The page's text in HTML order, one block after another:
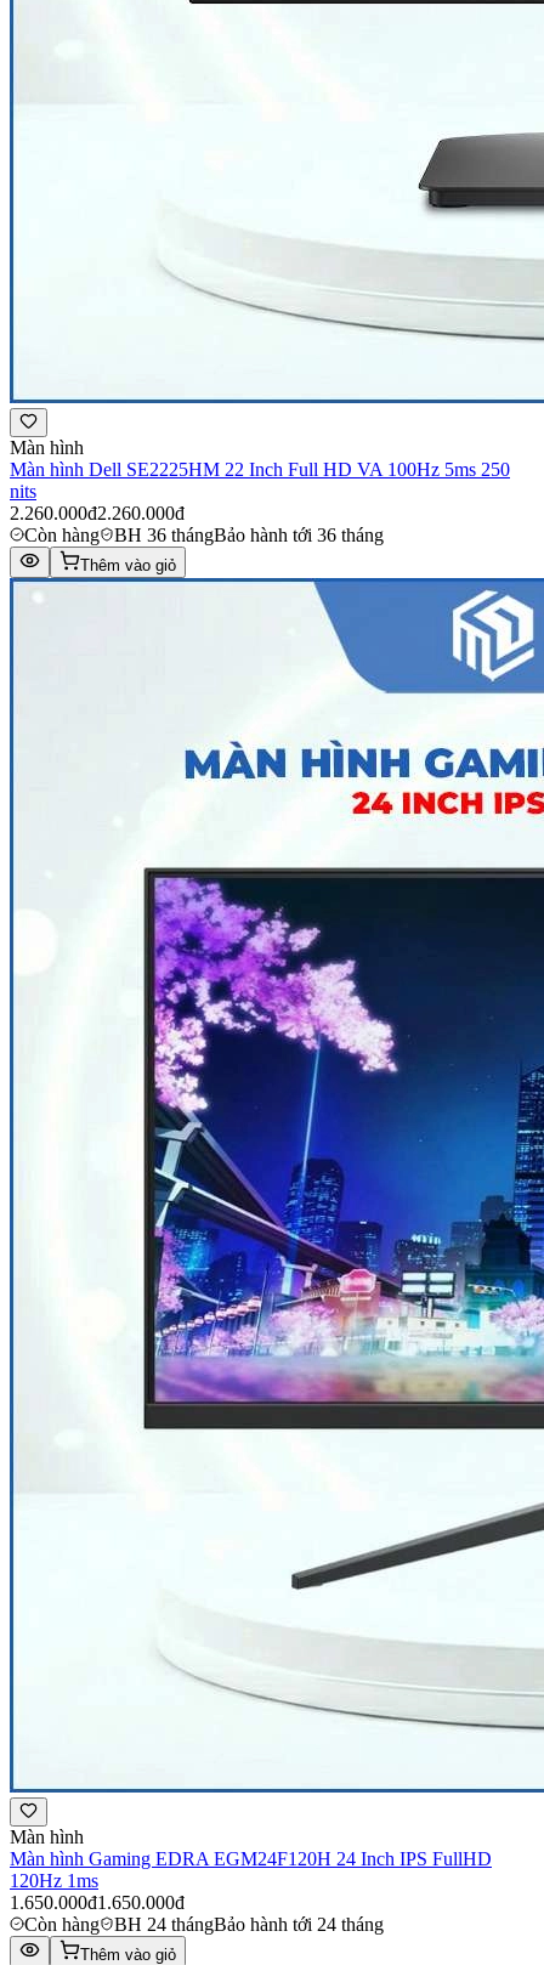
Màn hình
Màn hình Dell SE2225HM 22 Inch Full HD VA 100Hz 5ms 250
nits
2.260.000đ2.260.000đ
Còn hàng
BH 36 thángBảo hành tới 36 tháng
Thêm vào giỏ
Màn hình
Màn hình Gaming EDRA EGM24F120H 24 Inch IPS FullHD
120Hz 1ms
1.650.000đ1.650.000đ
Còn hàng
BH 24 thángBảo hành tới 24 tháng
Thêm vào giỏ